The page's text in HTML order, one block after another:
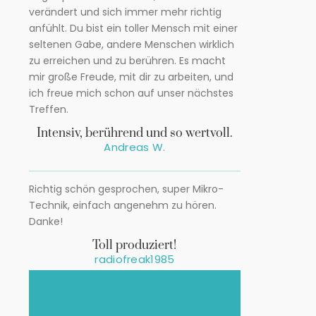
verändert und sich immer mehr richtig
anfühlt. Du bist ein toller Mensch mit einer
seltenen Gabe, andere Menschen wirklich
zu erreichen und zu berühren. Es macht
mir große Freude, mit dir zu arbeiten, und
ich freue mich schon auf unser nächstes
Treffen.
Intensiv, berührend und so wertvoll.
Andreas W.
Richtig schön gesprochen, super Mikro-
Technik, einfach angenehm zu hören.
Danke!
Toll produziert!
radiofreak1985